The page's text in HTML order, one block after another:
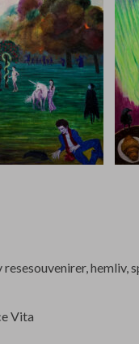
hemliv,
Vita